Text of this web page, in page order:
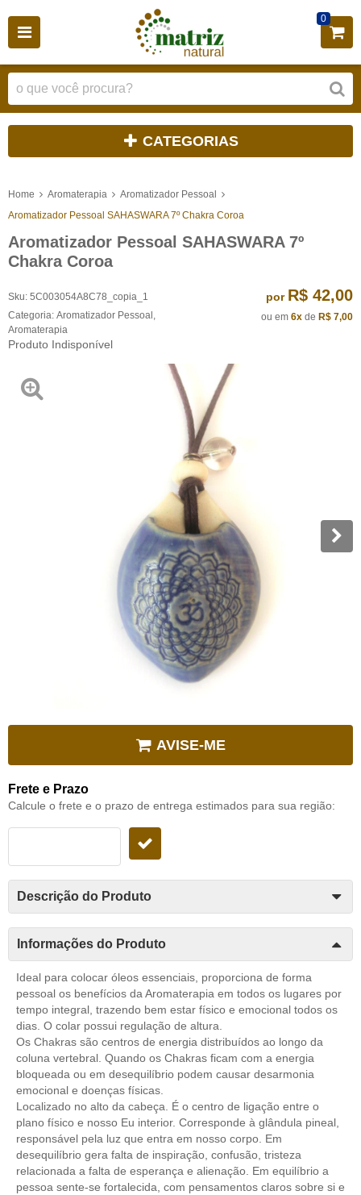
0
CATEGORIAS
Home Aromaterapia
Aromatizador Pessoal
Aromatizador Pessoal SAHASWARA 7º Chakra Coroa
Aromatizador Pessoal SAHASWARA 7º
Chakra Coroa
Sku: 5C003054A8C78_copia_1
Categoria: Aromatizador Pessoal
Aromaterapia
Produto Indisponível
por R$ 42,00
ou em 6x de R$ 7,00
AVISE-ME
Frete e Prazo
Calcule o frete e o prazo de entrega estimados para sua região:
Descrição do Produto
Informações do Produto
Ideal para colocar óleos essenciais, proporciona de forma
pessoal os benefícios da Aromaterapia em todos os lugares por
tempo integral, trazendo bem estar físico e emocional todos os
dias. O colar possui regulação de altura.
Os Chakras são centros de energia distribuídos ao longo da
coluna vertebral. Quando os Chakras ficam com a energia
bloqueada ou em desequilíbrio podem causar desarmonia
emocional e doenças físicas.
Localizado no alto da cabeça. É o centro de ligação entre o
plano físico e nosso Eu interior. Corresponde à glândula pineal,
responsável pela luz que entra em nosso corpo. Em
desequilíbrio gera falta de inspiração, confusão, tristeza
relacionada a falta de esperança e alienação. Em equilíbrio a
pessoa sente-se fortalecida, com pensamentos claros sobre si e